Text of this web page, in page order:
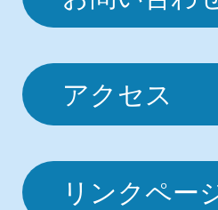
アクセス
リンクペー